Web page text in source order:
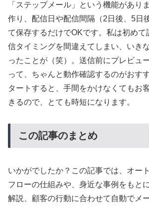
「ステップメール」という機能があり
作り、配信日や配信間隔（2日後、5日
て保存するだけでOKです。私は初めて
信タイミングを間違えてしまい、いき
ったことが（笑）。送信前にプレビュ
って、ちゃんと動作確認するのがおす
タートすると、手間をかけなくてもお
きるので、とても時短になります。
この記事のまとめ
いかがでしたか？この記事では、オー
フローの仕組みや、身近な事例をもと
解説、顧客の行動に合わせて自動でメ